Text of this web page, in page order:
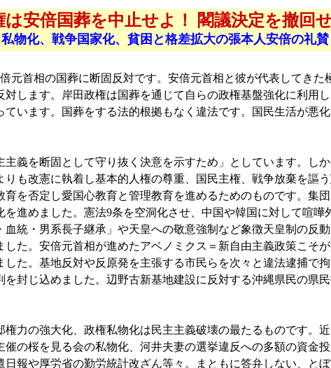
は安倍国葬を中止せよ！ 閣議決定を撤回
物化、戦争国家化、貧困と格差拡大の張本人安倍の礼
首相の国葬に断固反対です。安倍元首相と彼が代表してきた
します。岸田政権は国葬を通じて自らの政権基盤強化に利用
います。国葬をする法的根拠もなく違法です。国民生活が悪
義を断固として守り抜く決意を示すため」としています。し
も改憲に執着し基本的人権の尊重、国民主権、戦争放棄を謳
を否定し愛国心教育と管理教育を進めるためのものです。集
進めました。憲法9条を空洞化させ、中国や韓国に対して喧嘩
統・男系長子継承」や天皇への敬意強制など象徴天皇制の反
た。安倍元首相が進めたアベノミクス＝新自由主義政策こそ
た。基地反対や反原発を主張する市民らを次々と違法逮捕で
封じ込めました。辺野古新基地建設に反対する沖縄県民の県
力の強大化、政権私物化は民主主義破壊の最たるものです。
の桜を見る会の私物化、河井夫妻の選挙違反への多額の資金
報や厚労省の勤労統計改ざん等々。まともに答弁しない、と